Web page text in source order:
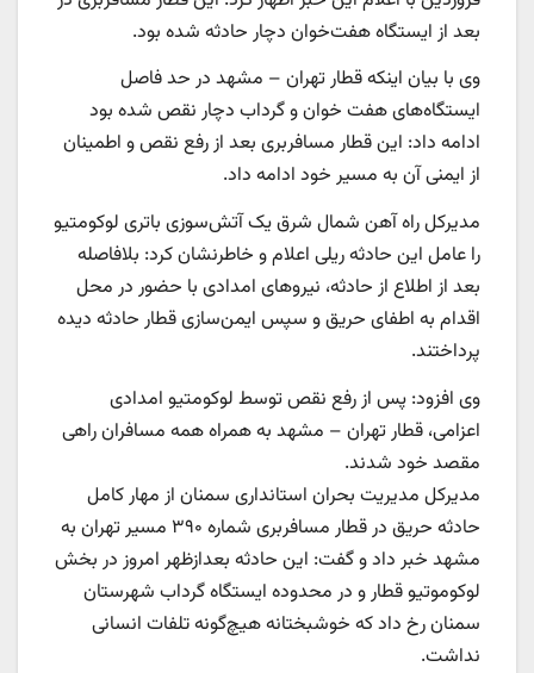
بعد از ایستگاه هفت‌خوان دچار حادثه شده بود.
وی با بیان اینکه قطار تهران – مشهد در حد فاصل
ایستگاه‌های هفت خوان و گرداب دچار نقص شده بود
ادامه داد: این قطار مسافربری بعد از رفع نقص و اطمینان
از ایمنی آن به مسیر خود ادامه داد.
مدیرکل راه آهن شمال شرق یک آتش‌سوزی باتری لوکومتیو
را عامل این حادثه ریلی اعلام و خاطرنشان کرد: بلافاصله
بعد از اطلاع از حادثه، نیروهای امدادی با حضور در محل
اقدام به اطفای حریق و سپس ایمن‌سازی قطار حادثه دیده
پرداختند.
وی افزود: پس از رفع نقص توسط لوکومتیو امدادی
اعزامی، قطار تهران – مشهد به همراه همه مسافران راهی
مقصد خود شدند.
مدیرکل مدیریت بحران استانداری سمنان از مهار کامل
حادثه حریق در قطار مسافربری شماره ۳۹۰ مسیر تهران به
مشهد خبر داد و گفت: این حادثه بعدازظهر امروز در بخش
لوکوموتیو قطار و در محدوده ایستگاه گرداب شهرستان
سمنان رخ داد که خوشبختانه هیچ‌گونه تلفات انسانی
نداشت.